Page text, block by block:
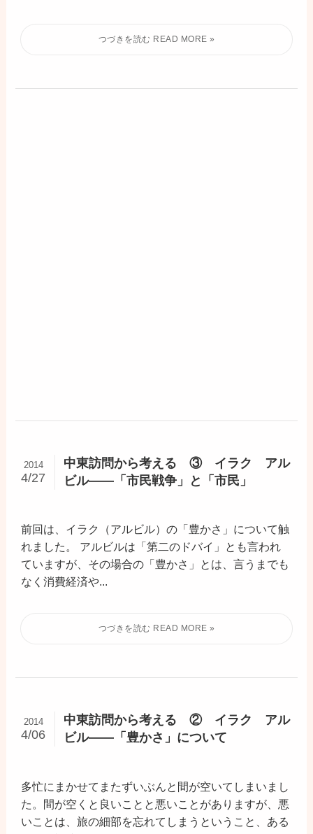
中東訪問から考える ③ イラク アル
ビル――「市民戦争」と「市民」
2014
4/27
前回は、イラク（アルビル）の「豊かさ」について触
れました。 アルビルは「第二のドバイ」とも言われ
ていますが、その場合の「豊かさ」とは、言うまでも
なく消費経済や...
中東訪問から考える ② イラク アル
ビル――「豊かさ」について
2014
4/06
多忙にまかせてまたずいぶんと間が空いてしまいまし
た。間が空くと良いことと悪いことがありますが、悪
いことは、旅の細部を忘れてしまうということ、ある